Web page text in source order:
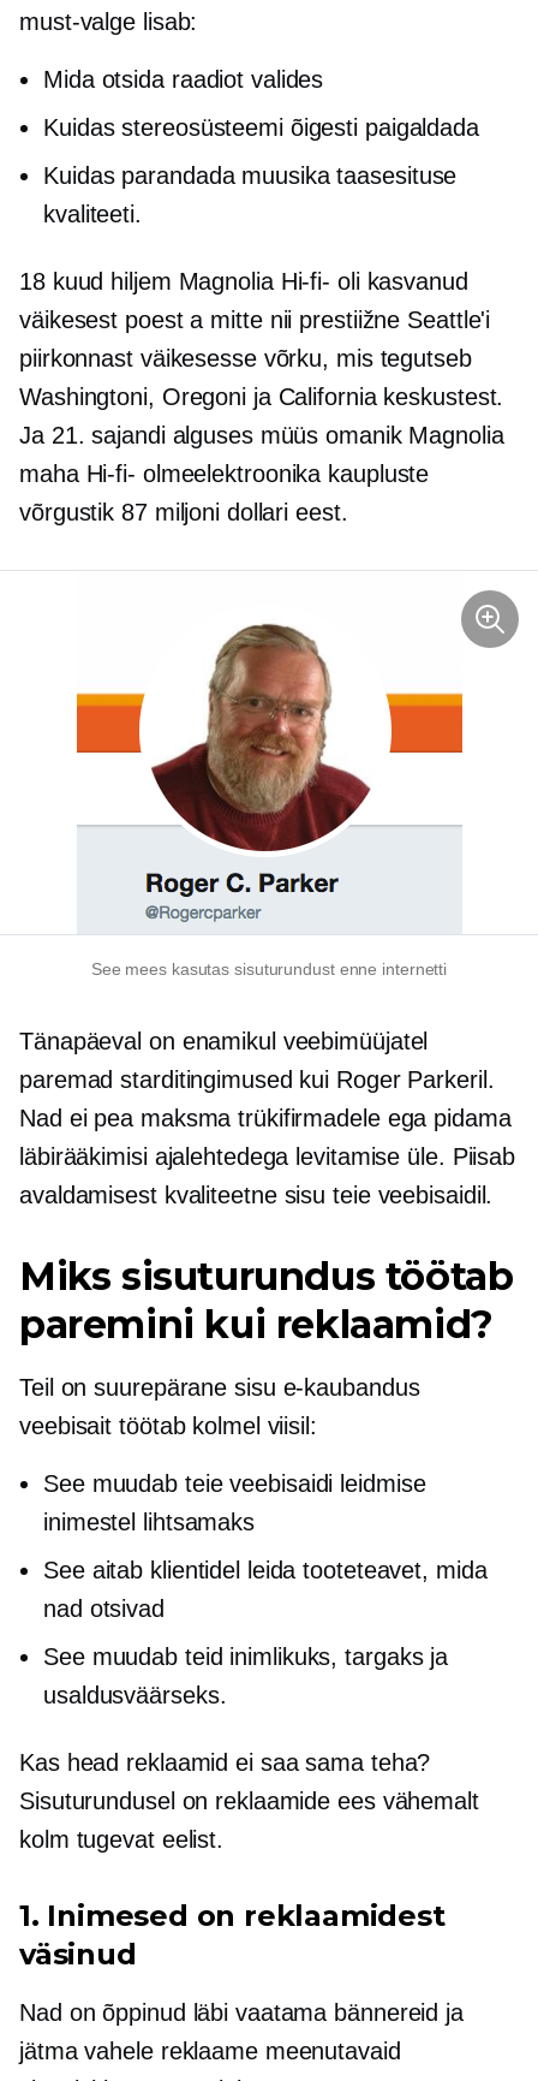
must-valge lisab:
Mida otsida raadiot valides
Kuidas stereosüsteemi õigesti paigaldada
Kuidas parandada muusika taasesituse
kvaliteeti.
18 kuud hiljem Magnolia Hi-fi- oli kasvanud
väikesest poest a mitte nii prestiižne Seattle'i
piirkonnast väikesesse võrku, mis tegutseb
Washingtoni, Oregoni ja California keskustest.
Ja 21. sajandi alguses müüs omanik Magnolia
maha Hi-fi- olmeelektroonika kaupluste
võrgustik 87 miljoni dollari eest.
See mees kasutas sisuturundust enne internetti
Tänapäeval on enamikul veebimüüjatel
paremad starditingimused kui Roger Parkeril.
Nad ei pea maksma trükifirmadele ega pidama
läbirääkimisi ajalehtedega levitamise üle. Piisab
avaldamisest kvaliteetnesisu teie veebisaidil.
Miks sisuturundus töötab
paremini kui reklaamid?
Teil on suurepärane sisu e-kaubandus
veebisait töötab kolmel viisil:
See muudab teie veebisaidi leidmise
inimestel lihtsamaks
See aitab klientidel leida tooteteavet, mida
nad otsivad
See muudab teid inimlikuks, targaks ja
usaldusväärseks.
Kas head reklaamid ei saa sama teha?
Sisuturundusel on reklaamide ees vähemalt
kolm tugevat eelist.
1. Inimesed on reklaamidest
väsinud
Nad on õppinud läbi vaatama bännereid ja
jätma vahele reklaame meenutavaid